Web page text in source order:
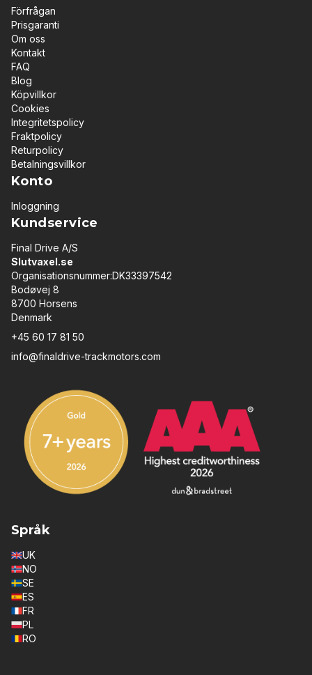
Förfrågan
Prisgaranti
Om oss
Kontakt
FAQ
Blog
Köpvillkor
Cookies
Integritetspolicy
Fraktpolicy
Returpolicy
Betalningsvillkor
Konto
Inloggning
Kundservice
Final Drive A/S
Slutvaxel.se
Organisationsnummer:DK33397542
Bodøvej 8
8700 Horsens
Denmark
+45 60 17 81 50
info@finaldrive-trackmotors.com
Språk
UK
NO
SE
ES
FR
PL
RO